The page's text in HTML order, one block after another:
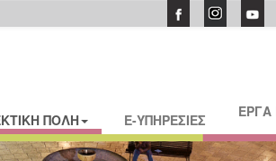
ΠΟΛΗ E-ΥΠΗΡΕΣΙΕΣ ΕΡΓΑ